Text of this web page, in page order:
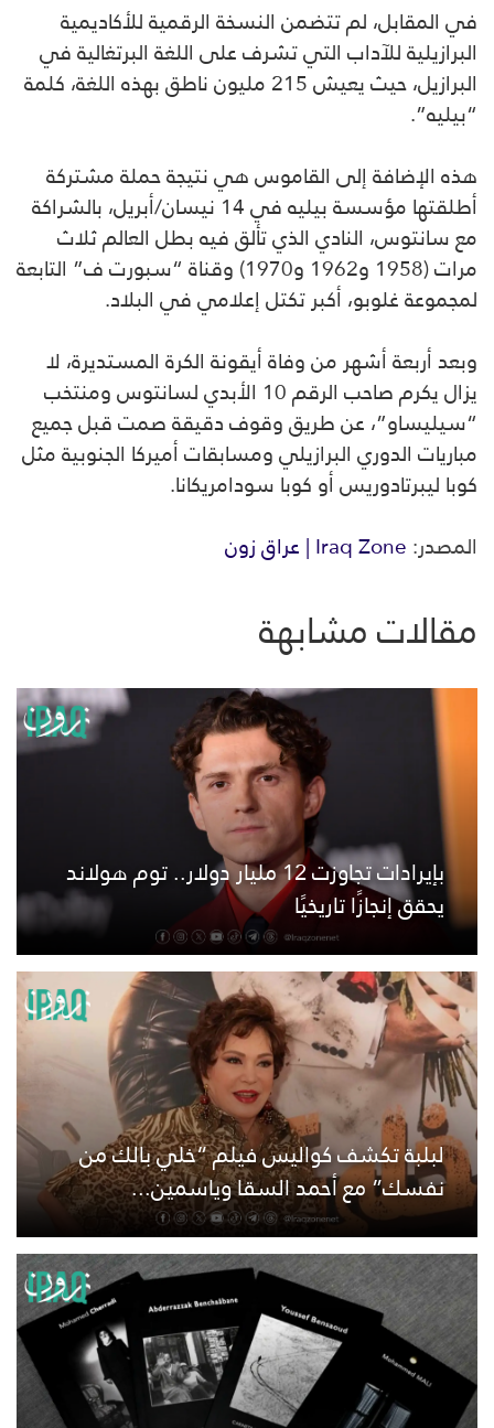
في المقابل، لم تتضمن النسخة الرقمية للأكاديمية
البرازيلية للآداب التي تشرف على اللغة البرتغالية في
البرازيل، حيث يعيش 215 مليون ناطق بهذه اللغة، كلمة
“بيليه”.
هذه الإضافة إلى القاموس هي نتيجة حملة مشتركة
أطلقتها مؤسسة بيليه في 14 نيسان/أبريل، بالشراكة
مع سانتوس، النادي الذي تألق فيه بطل العالم ثلاث
مرات (1958 و1962 و1970) وقناة “سبورت ف” التابعة
لمجموعة غلوبو، أكبر تكتل إعلامي في البلاد.
وبعد أربعة أشهر من وفاة أيقونة الكرة المستديرة، لا
يزال يكرم صاحب الرقم 10 الأبدي لسانتوس ومنتخب
“سيليساو”، عن طريق وقوف دقيقة صمت قبل جميع
مباريات الدوري البرازيلي ومسابقات أميركا الجنوبية مثل
كوبا ليبرتادوريس أو كوبا سودامريكانا.
المصدر:Iraq Zone | عراق زون
مقالات مشابهة
بإيرادات تجاوزت 12 مليار دولار.. توم هولاند
يحقق إنجازًا تاريخيًا
لبلبة تكشف كواليس فيلم “خلي بالك من
نفسك” مع أحمد السقا وياسمين...